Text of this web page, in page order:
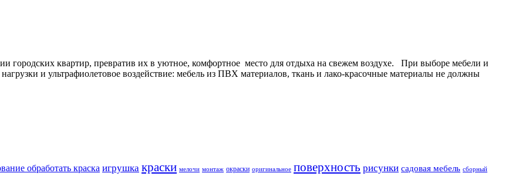
городских квартир, превратив их в уютное, комфортное место для отдыха на свежем воздухе. При выборе мебели и
и ультрафиолетовое воздействие: мебель из ПВХ материалов, ткань и лако-красочные материалы не должны
обработать краска игрушка краски мелочи монтаж окраски оригинальное поверхность рисунки садовая мебель сборный